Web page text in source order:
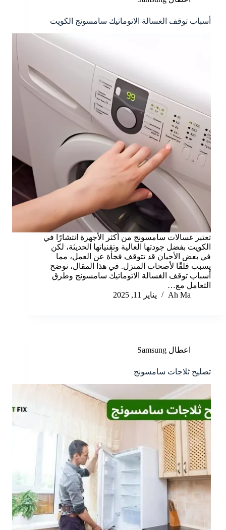
أسباب توقف الغسالة الاتوماتيك سامسونج الكويت
تعتبر غسالات سامسونج من أكثر الأجهزة انتشارًا في
الكويت بفضل جودتها العالية وتقنياتها الحديثة، لكن
في بعض الأحيان قد تتوقف فجأة عن العمل، مما
يسبب قلقًا لأصحاب المنزل. في هذا المقال، نوضح
أسباب توقف الغسالة الاتوماتيك سامسونج وطرق
التعامل مع…
Ah Ma
يناير 11, 2025
اعطال Samsung
تصليح ثلاجات سامسونج